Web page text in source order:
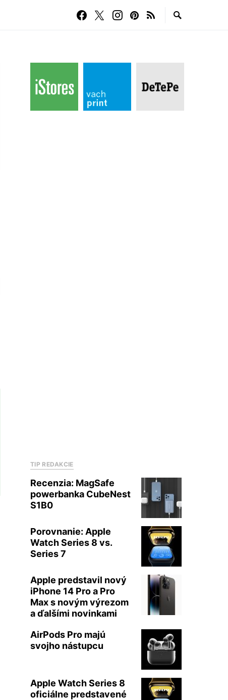
TIP REDAKCIE
Recenzia: MagSafe
powerbanka CubeNest
S1B0
Porovnanie: Apple
Watch Series 8 vs.
Series 7
Apple predstavil nový
iPhone 14 Pro a Pro
Max s novým výrezom
a ďalšími novinkami
AirPods Pro majú
svojho nástupcu
Apple Watch Series 8
oficiálne predstavené